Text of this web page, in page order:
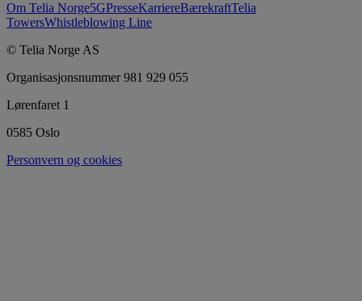
Om Telia Norge5GPresseKarriereBærekraftTelia
TowersWhistleblowing Line
© Telia Norge AS
Organisasjonsnummer 981 929 055
Lørenfaret 1
0585 Oslo
Personvern og cookies